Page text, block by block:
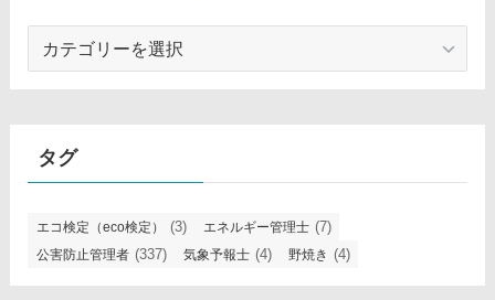
タグ
エコ検定（eco検定） (3) エネルギー管理士 (7)
公害防止管理者 (337) 気象予報士 (4) 野焼き (4)